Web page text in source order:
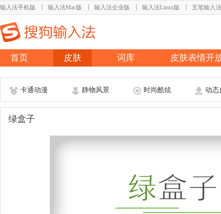
输入法手机版 输入法Mac版 输入法企业版 输入法Linux版 五笔输入法
首页 皮肤 词库 皮肤表情开
卡通动漫 静物风景 时尚酷炫 动态
绿盒子